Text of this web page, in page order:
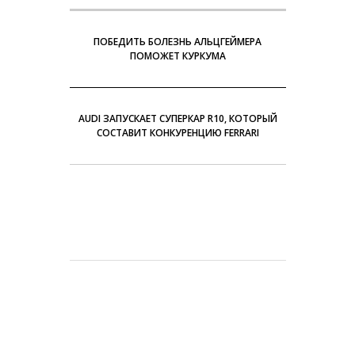
ПОБЕДИТЬ БОЛЕЗНЬ АЛЬЦГЕЙМЕРА
ПОМОЖЕТ КУРКУМА
AUDI ЗАПУСКАЕТ СУПЕРКАР R10, КОТОРЫЙ
СОСТАВИТ КОНКУРЕНЦИЮ FERRARI